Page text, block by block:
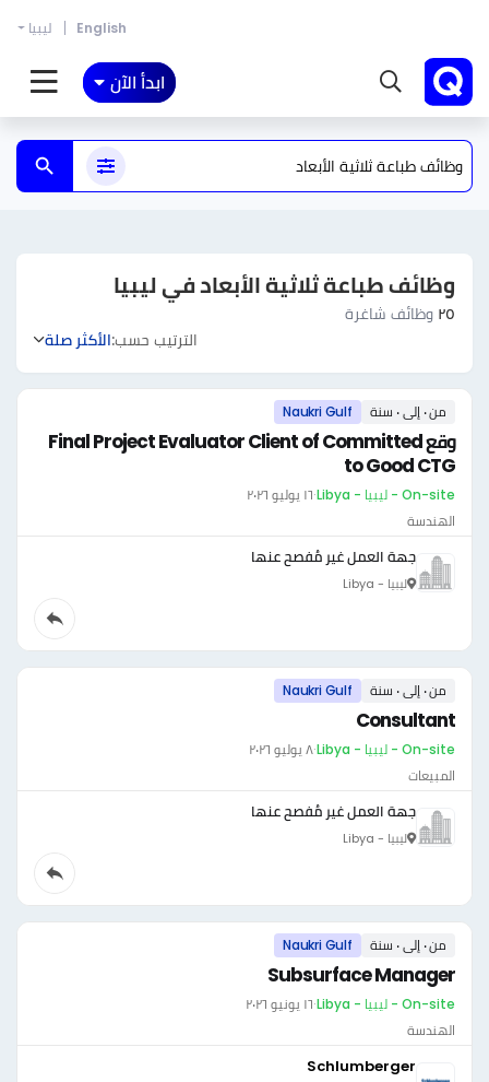
English ليبيا
ابدأ الآن
وظائف طباعة ثلاثية الأبعاد في ليبيا
٢٥ وظائف شاغرة
الترتيب حسب:الأكثر صلة
من ٠ إلى ٠ سنة Naukri Gulf
وقع Final Project Evaluator Client of Committed
to Good CTG
On-site - ليبيا - Libya ·١٦ يوليو ٢٠٢٦
الهندسة
جهة العمل غير مُفصح عنها
ليبيا - Libya
من ٠ إلى ٠ سنة Naukri Gulf
Consultant
On-site - ليبيا - Libya ·٨ يوليو ٢٠٢٦
المبيعات
جهة العمل غير مُفصح عنها
ليبيا - Libya
من ٠ إلى ٠ سنة Naukri Gulf
Subsurface Manager
On-site - ليبيا - Libya ·١٦ يونيو ٢٠٢٦
الهندسة
Schlumberger